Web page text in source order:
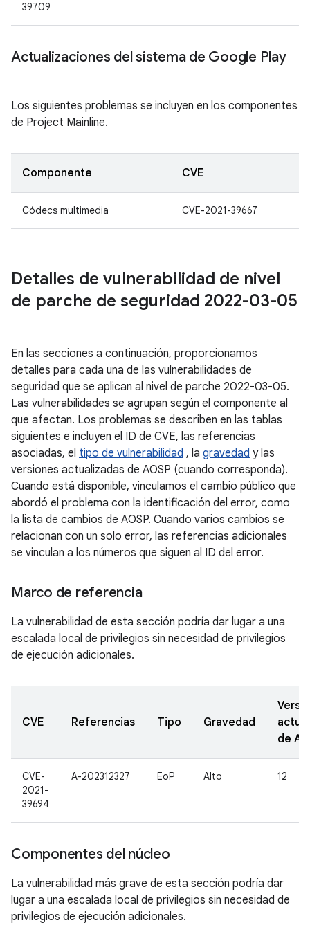
39709
Actualizaciones del sistema de Google Play
Los siguientes problemas se incluyen en los componentes
de Project Mainline.
Componente CVE
Códecs multimedia CVE-2021-39667
Detalles de vulnerabilidad de nivel
de parche de seguridad 2022-03-05
En las secciones a continuación, proporcionamos
detalles para cada una de las vulnerabilidades de
seguridad que se aplican al nivel de parche 2022-03-05.
Las vulnerabilidades se agrupan según el componente al
que afectan. Los problemas se describen en las tablas
siguientes e incluyen el ID de CVE, las referencias
asociadas, el tipo de vulnerabilidad , la gravedad y las
versiones actualizadas de AOSP (cuando corresponda).
Cuando está disponible, vinculamos el cambio público que
abordó el problema con la identificación del error, como
la lista de cambios de AOSP. Cuando varios cambios se
relacionan con un solo error, las referencias adicionales
se vinculan a los números que siguen al ID del error.
Marco de referencia
La vulnerabilidad de esta sección podría dar lugar a una
escalada local de privilegios sin necesidad de privilegios
de ejecución adicionales.
CVE Referencias Tipo Gravedad
de
CVE-
2021-
39694
A-202312327 EoP Alto 12
Componentes del núcleo
La vulnerabilidad más grave de esta sección podría dar
lugar a una escalada local de privilegios sin necesidad de
privilegios de ejecución adicionales.